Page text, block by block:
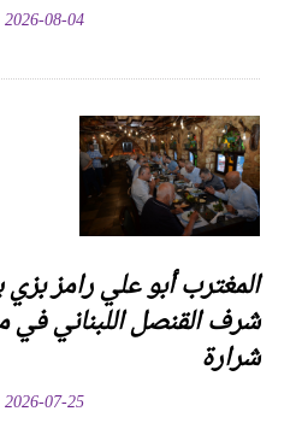
2026-08-04
المغترب أبو علي رامز
شرف القنصل اللبناني في
شرارة
2026-07-25